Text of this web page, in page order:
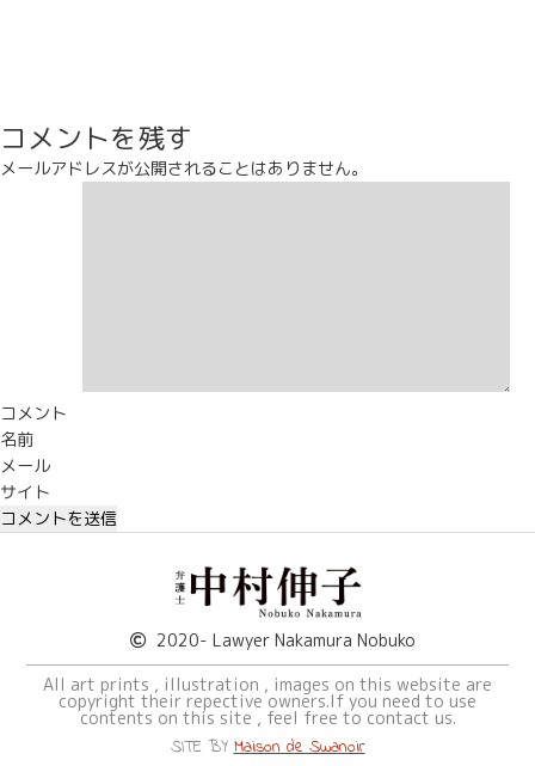
コメントを残す
メールアドレスが公開されることはありません。
コメント
名前
メール
サイト
2020- Lawyer Nakamura Nobuko
All art prints , illustration , images on this website are
copyright their repective owners.If you need to use
contents on this site , feel free to contact us.
SITE BYMaison de Swanoir